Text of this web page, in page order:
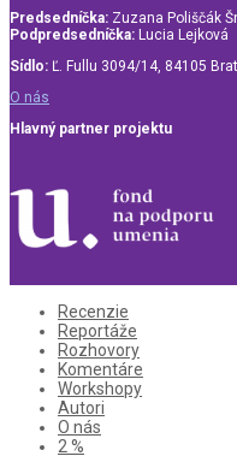
Predsedníčka: Zuzana Poliščák
Podpredsedníčka: Lucia Lejková
Sídlo: Ľ. Fullu 3094/14, 84105
O nás
Hlavný partner projektu
Recenzie
Reportáže
Rozhovory
Komentáre
Workshopy
Autori
O nás
2 %